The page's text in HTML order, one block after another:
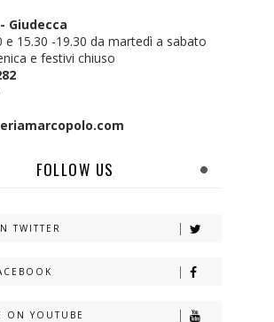
Giudecca
e 15.30 -19.30 da martedì a sabato
e festivi chiuso
FOLLOW US
TWITTER
ON YOUTUBE